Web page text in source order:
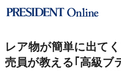
レア物が簡単に出て
売員が教える｢高級ブ